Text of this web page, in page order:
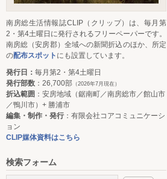
南房総生活情報誌CLIP（クリップ）は、毎月第
2・第4土曜日に発行されるフリーペーパーです。
南房総（安房郡）全域への新聞折込のほか、所定
の配布スポット にも設置しています。
発行日： 毎月第2・第4土曜日
発行部数 ：26,700部 （2026年7月現在）
折込範囲 ：安房地域（鋸南町／南房総市／館山市
／鴨川市）+ 勝浦市
編集・制作・発行：有限会社コアコミュニケーシ
ョン
CLIP媒体資料はこちら
検索フォーム